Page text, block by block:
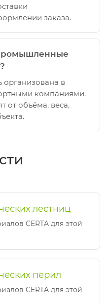
заказа.
организована в
компаниями.
от объёма, веса,
лестниц
CERTA для этой
перил
CERTA для этой